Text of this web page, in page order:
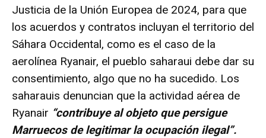
Justicia de la Unión Europea de 2024, para que
los acuerdos y contratos incluyan el territorio del
Sáhara Occidental, como es el caso de la
aerolínea Ryanair, el pueblo saharaui debe dar su
consentimiento, algo que no ha sucedido. Los
saharauis denuncian que la actividad aérea de
Ryanair “contribuye al objeto que persigue
Marruecos de legitimar la ocupación ilegal”.